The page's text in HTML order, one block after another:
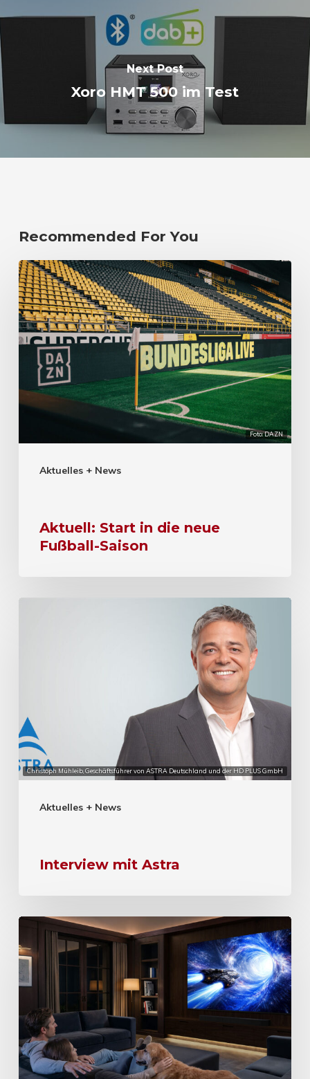
Next Post
Xoro HMT 500 im Test
Recommended For You
Foto: DAZN
Aktuelles + News
Aktuell: Start in die neue
Fußball-Saison
Christoph Mühleib, Geschäftsführer von ASTRA Deutschland und der HD PLUS GmbH
Aktuelles + News
Interview mit Astra